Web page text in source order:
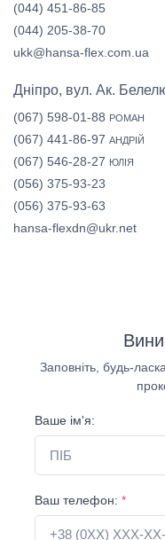
(044) 451-86-85
(044) 205-38-70
ukk@hansa-flex.com.ua
Дніпро, вул. Ак.
(067) 598-01-88 РОМАН
(067) 441-86-97 АНДРІЙ
(067) 546-28-27 ЮЛІЯ
(056) 375-93-23
(056) 375-93-63
hansa-flexdn@ukr.net
Заповніть, будь-
Ваше ім'я:
Ваш телефон: *